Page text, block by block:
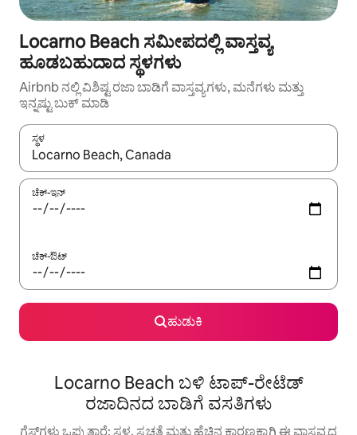
Locarno Beach ಸಮೀಪದಲ್ಲಿ ವಾಸ್ತವ್ಯ
ಹೂಡಬಹುದಾದ ಸ್ಥಳಗಳು
Airbnb ನಲ್ಲಿ ವಿಶಿಷ್ಟ ರಜಾ ಬಾಡಿಗೆ ವಾಸ್ತವ್ಯಗಳು, ಮನೆಗಳು ಮತ್ತು
ಇನ್ನಷ್ಟು ಬುಕ್ ಮಾಡಿ
ಸ್ಥಳ
ಫಲಿತಾಂಶಗಳು ಲಭ್ಯವಿರುವಾಗ, ಅಪ್ ಮತ್ತು ಡೌನ್ ಬಾಣದ ಕೀಲಿಗಳೊಂದಿಗೆ
ಚೆಕ್-ಇನ್
ಚೆಕ್-ಔಟ್
ಹುಡುಕಿ
Locarno Beach ಬಳಿ ಟಾಪ್-ರೇಟೆಡ್
ರಜಾದಿನದ ಬಾಡಿಗೆ ವಸತಿಗಳು
ಗೆಸ್ಟ್‌ಗಳು ಒಪ್ಪುತ್ತಾರೆ: ಸ್ಥಳ, ಸ್ವಚ್ಛತೆ ಮತ್ತು ಹೆಚ್ಚಿನ ಕಾರಣಕ್ಕಾಗಿ ಈ ವಾಸ್ತವ್ಯದ